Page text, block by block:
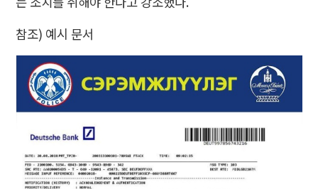
참조) 예시 문서